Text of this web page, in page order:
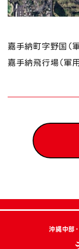
嘉手納町字野国（
嘉手納飛行場（軍
沖縄中部